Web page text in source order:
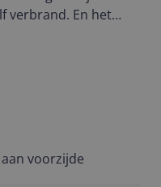
verbrand. En het
los. Deze
voorzijde